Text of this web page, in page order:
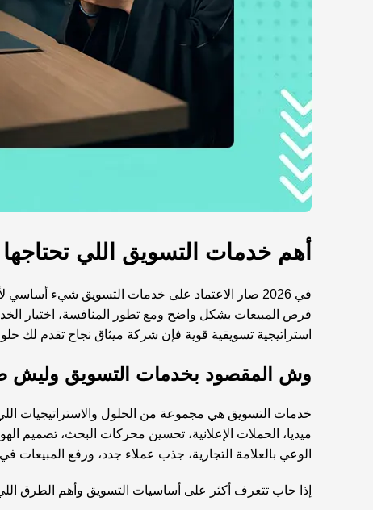
أهم خدمات التسويق اللي تحتاجها
في 2026 صار الاعتماد على خدمات التسويق شيء
فرص المبيعات بشكل واضح ومع تطور المنافسة، اختيار
استراتيجية تسويقية قوية فإن شركة ميثاق نجاح تقدم لك
وش المقصود بخدمات التسويق وليش
خدمات التسويق هي مجموعة من الحلول والاستراتيجيات
ميديا، الحملات الإعلانية، تحسين محركات البحث، تصميم
الوعي بالعلامة التجارية، جذب عملاء جدد، ورفع
إذا حاب تتعرف أكثر على أساسيات التسويق وأهم الطرق